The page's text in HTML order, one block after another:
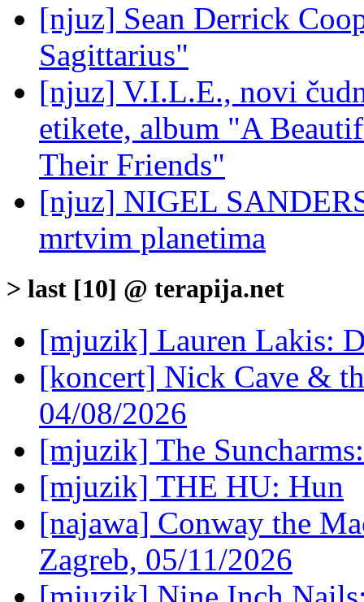
[njuz] Sean Derrick
Sagittarius"
[njuz] V.I.L.E., novi
etikete, album "A
Their Friends"
[njuz] NIGEL
mrtvim planetima
> last [10] @ terapija.net
[mjuzik] Lauren Lakis:
[koncert] Nick Cave &
04/08/2026
[mjuzik] The
[mjuzik] THE HU: Hun
[najawa] Conway the
Zagreb, 05/11/2026